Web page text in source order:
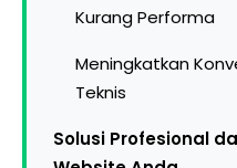
Kurang Performa
Meningkatkan
Teknis
Solusi Profesional